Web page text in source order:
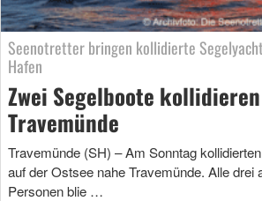
Seenotretter bringen kollidierte
Hafen
Zwei Segelboote
Travemünde
Travemünde (SH) – Am Sonntag
auf der Ostsee nahe Travemünde. Alle drei
Personen blie …